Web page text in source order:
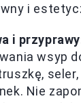
i
i
wsyp
Nie